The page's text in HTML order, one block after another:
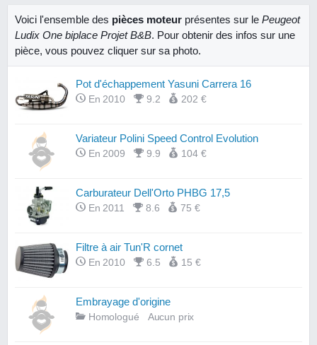
Voici l'ensemble des pièces moteur présentes sur le Peugeot
Ludix One biplace Projet B&B. Pour obtenir des infos sur une
pièce, vous pouvez cliquer sur sa photo.
Pot d'échappement Yasuni Carrera 16
En 2010 9.2 202 €
Variateur Polini Speed Control Evolution
En 2009 9.9 104 €
Carburateur Dell'Orto PHBG 17,5
En 2011 8.6 75 €
Filtre à air Tun'R cornet
En 2010 6.5 15 €
Embrayage d'origine
Homologué Aucun prix